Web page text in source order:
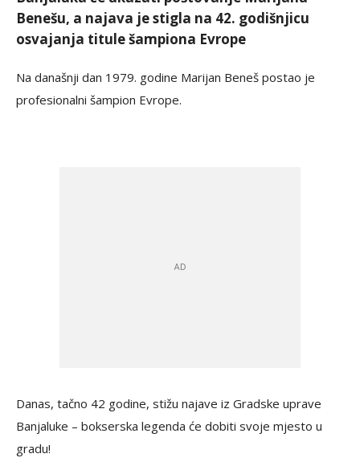
Benešu, a najava je stigla na 42. godišnjicu
osvajanja titule šampiona Evrope
Na današnji dan 1979. godine Marijan Beneš postao je
profesionalni šampion Evrope.
Danas, tačno 42 godine, stižu najave iz Gradske uprave
Banjaluke – bokserska legenda će dobiti svoje mjesto u
gradu!